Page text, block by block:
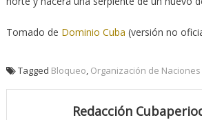
Tomado de Dominio Cuba (versión no
Tagged Bloqueo, Organización de Naciones
Redacción